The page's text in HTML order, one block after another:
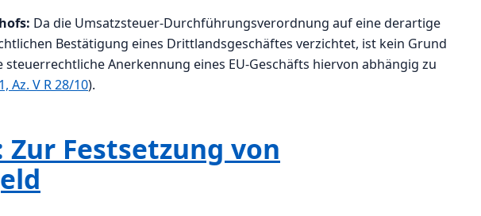
Da die Umsatzsteuer-Durchführungsverordnung auf eine derartige
Bestätigung eines Drittlandsgeschäftes verzichtet, ist kein Grund
Anerkennung eines EU-Geschäfts hiervon abhängig zu
Az. V R 28/10).
Festsetzung von